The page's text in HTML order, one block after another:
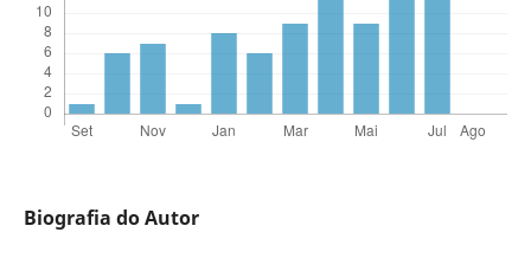
Biografia do Autor